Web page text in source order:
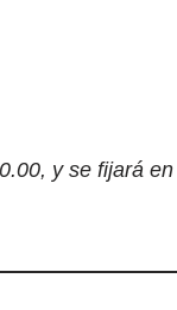
y se fijará en